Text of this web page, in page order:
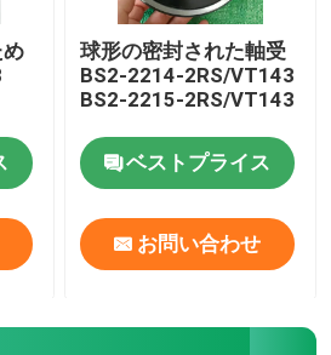
球形の密封された軸受
BS2-2214-2RS/VT143
BS2-2215-2RS/VT143
ベストプライス
お問い合わせ